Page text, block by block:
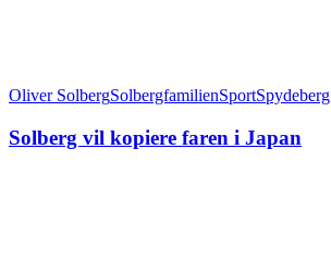
Oliver SolbergSolbergfamilienSportSpydeberg
Solberg vil kopiere faren i Japan